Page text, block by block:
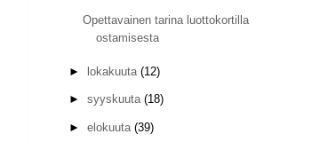
Opettavainen tarina luottokortilla
ostamisesta
► lokakuuta (12)
► syyskuuta (18)
► elokuuta (39)